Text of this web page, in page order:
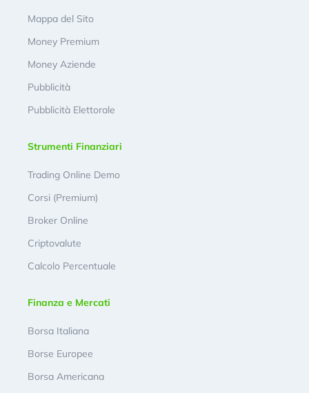
Mappa del Sito
Money Premium
Money Aziende
Pubblicità
Pubblicità Elettorale
Strumenti Finanziari
Trading Online Demo
Corsi (Premium)
Broker Online
Criptovalute
Calcolo Percentuale
Finanza e Mercati
Borsa Italiana
Borse Europee
Borsa Americana